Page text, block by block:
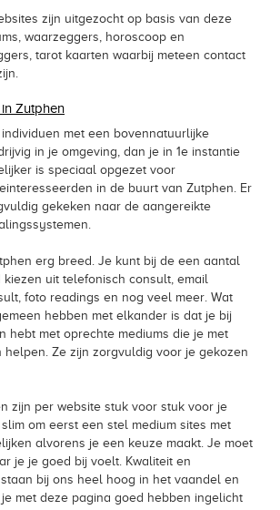
zijn uitgezocht op basis van deze
waarzeggers, horoscoop en
tarot kaarten waarbij meteen contact
Zutphen
individuen met een bovennatuurlijke
in je omgeving, dan je in 1e instantie
is speciaal opgezet voor
in de buurt van Zutphen. Er
gekeken naar de aangereikte
erg breed. Je kunt bij de een aantal
uit telefonisch consult, email
foto readings en nog veel meer. Wat
hebben met elkander is dat je bij
hebt met oprechte mediums die je met
Ze zijn zorgvuldig voor je gekozen
zijn per website stuk voor stuk voor je
om eerst een stel medium sites met
alvorens je een keuze maakt. Je moet
je je goed bij voelt. Kwaliteit en
bij ons heel hoog in het vaandel en
met deze pagina goed hebben ingelicht